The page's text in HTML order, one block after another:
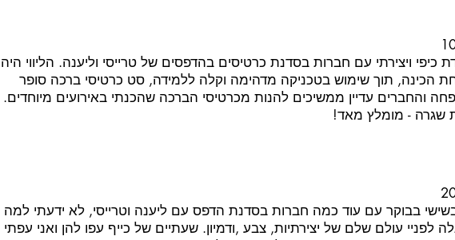
כיפי ויצירתי עם חברות בסדנת כרטיסים בהדפסים של טרייסי וליענה. הליווי היה
הכינה, תוך שימוש בטכניקה מדהימה וקלה ללמידה, סט כרטיסי ברכה סופר
והחברים עדיין ממשיכים להנות מכרטיסי הברכה שהכנתי באירועים מיוחדים.
שגרה - מומלץ מאד!
בבוקר עם עוד כמה חברות בסדנת הדפס עם ליענה וטרייסי, לא ידעתי למה
לפניי עולם שלם של יצירתיות, צבע ,ודמיון. שעתיים של כייף עפו להן ואני עפתי